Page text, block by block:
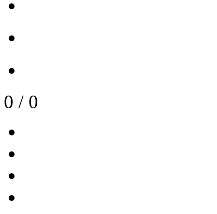
0 / 0